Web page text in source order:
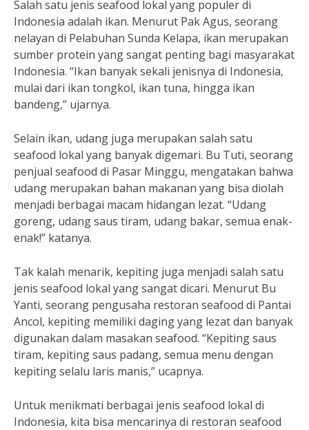
Salah satu jenis seafood lokal yang populer di
Indonesia adalah ikan. Menurut Pak Agus, seorang
nelayan di Pelabuhan Sunda Kelapa, ikan merupakan
sumber protein yang sangat penting bagi masyarakat
Indonesia. “Ikan banyak sekali jenisnya di Indonesia,
mulai dari ikan tongkol, ikan tuna, hingga ikan
bandeng,” ujarnya.
Selain ikan, udang juga merupakan salah satu
seafood lokal yang banyak digemari. Bu Tuti, seorang
penjual seafood di Pasar Minggu, mengatakan bahwa
udang merupakan bahan makanan yang bisa diolah
menjadi berbagai macam hidangan lezat. “Udang
goreng, udang saus tiram, udang bakar, semua enak-
enak!” katanya.
Tak kalah menarik, kepiting juga menjadi salah satu
jenis seafood lokal yang sangat dicari. Menurut Bu
Yanti, seorang pengusaha restoran seafood di Pantai
Ancol, kepiting memiliki daging yang lezat dan banyak
digunakan dalam masakan seafood. “Kepiting saus
tiram, kepiting saus padang, semua menu dengan
kepiting selalu laris manis,” ucapnya.
Untuk menikmati berbagai jenis seafood lokal di
Indonesia, kita bisa mencarinya di restoran seafood